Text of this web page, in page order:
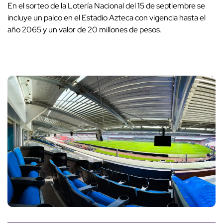
En el sorteo de la Lotería Nacional del 15 de septiembre se
incluye un palco en el Estadio Azteca con vigencia hasta el
año 2065 y un valor de 20 millones de pesos.